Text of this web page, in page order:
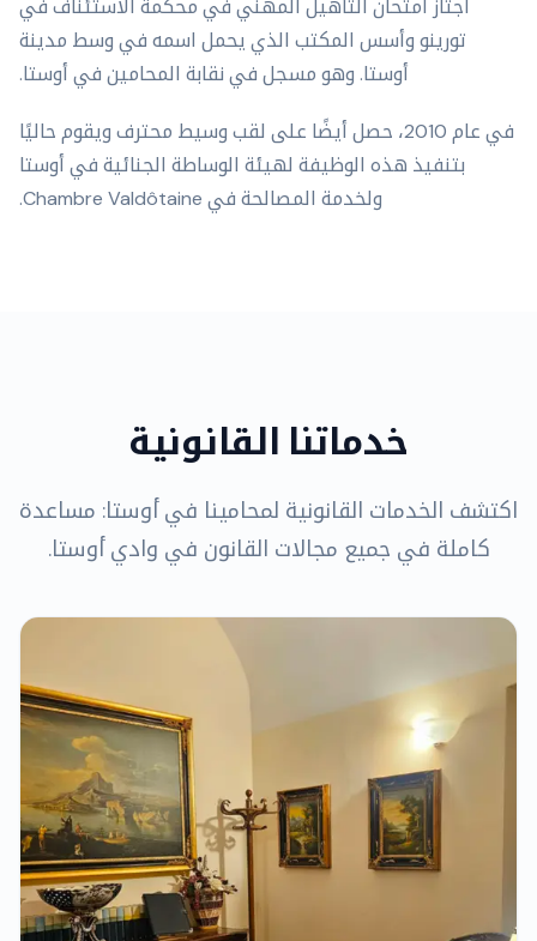
اجتاز امتحان التأهيل المهني في محكمة الاستئناف في
تورينو وأسس المكتب الذي يحمل اسمه في وسط مدينة
أوستا. وهو مسجل في نقابة المحامين في أوستا.
في عام 2010، حصل أيضًا على لقب وسيط محترف ويقوم حاليًا
بتنفيذ هذه الوظيفة لهيئة الوساطة الجنائية في أوستا
ولخدمة المصالحة في Chambre Valdôtaine.
خدماتنا القانونية
اكتشف الخدمات القانونية لمحامينا في أوستا: مساعدة
كاملة في جميع مجالات القانون في وادي أوستا.